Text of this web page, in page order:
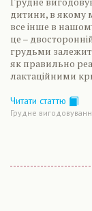
дитини, в якому
все інше в
це –
грудьми
як правильно
лактаційними
Читати статтю
Грудне